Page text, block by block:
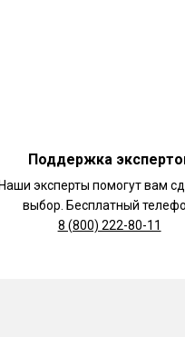
Поддержка
Наши эксперты помогут вам
выбор. Бесплатный
8 (800) 222-80-11